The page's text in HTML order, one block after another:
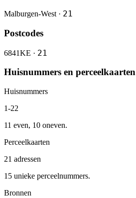
Malburgen-West · 21
Postcodes
6841KE · 21
Huisnummers en perceelkaarten
Huisnummers
1-22
11 even, 10 oneven.
Perceelkaarten
21 adressen
15 unieke perceelnummers.
Bronnen